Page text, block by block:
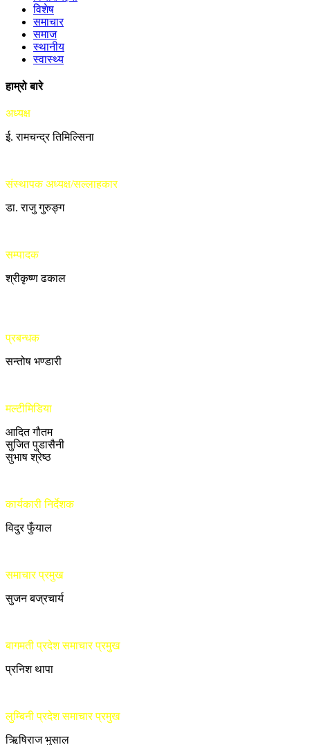
विशेष
समाचार
समाज
स्थानीय
स्वास्थ्य
हाम्रो बारे
अध्यक्ष
ई. रामचन्द्र तिमिल्सिना
संस्थापक अध्यक्ष/सल्लाहकार
डा. राजु गुरुङ्ग
सम्पादक
श्रीकृष्ण ढकाल
प्रबन्धक
सन्तोष भण्डारी
मल्टीमिडिया
आदित गौतम
सुजित पुडासैनी
सुभाष श्रेष्ठ
कार्यकारी निर्देशक
विदुर फुँयाल
समाचार प्रमुख
सुजन बज्रचार्य
बागमती प्रदेश समाचार प्रमुख
प्रनिश थापा
लुम्बिनी प्रदेश समाचार प्रमुख
ऋिषिराज भुसाल